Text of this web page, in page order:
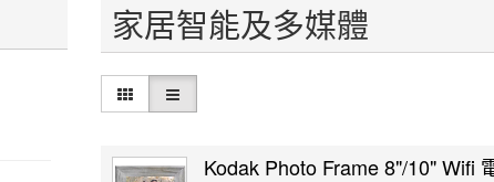
家居智能及多媒體
Kodak Photo Frame 8"/10" Wifi